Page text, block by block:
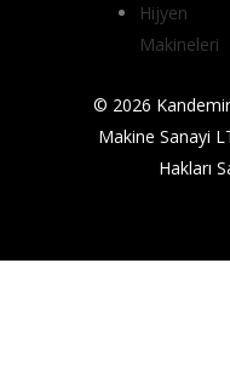
Hijyen
Makineleri
© 2026
Makine Sanayi
Hakları